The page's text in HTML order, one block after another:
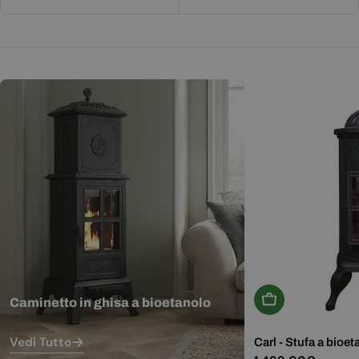
Caminetto in ghisa a bioetanolo
Vedi Tutto
Aggiungi Al
Carl - Stufa a